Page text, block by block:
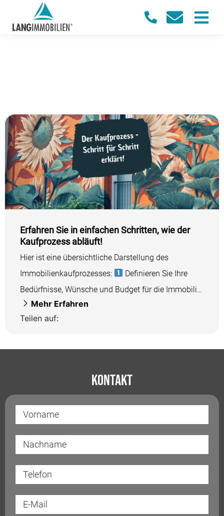
Erfahren Sie in einfachen Schritten, wie der
Kaufprozess abläuft!
Hier ist eine übersichtliche Darstellung des
Immobilienkaufprozesses:
Definieren Sie Ihre
Bedürfnisse, Wünsche und Budget für die Immobilie,
einschließlich Lage,...
Mehr Erfahren
Teilen auf:
Kontakt